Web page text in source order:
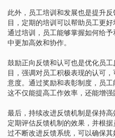
此外，员工培训和发展也是提升
目，定期的培训可以帮助员工更好
通过培训，员工能够掌握如何给
中更加高效和协作。
鼓励正向反馈和认可也是优化员
目，强调对员工积极表现的认可
意度。通过奖励和表彰制度，员工
这不仅能提高工作效率，还能增强
最后，持续改进反馈机制是保持
定期评估反馈机制的效果，并根
过不断改进反馈系统，可以确保